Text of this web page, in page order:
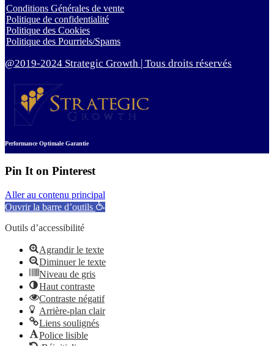
Conditions Générales de vente
Politique de confidentialité
Politique des Cookies
Politique des Pourriels/Spams
@2019-2024 Strategic Growth | Tous droits réservés
Performance Optimale Garantie
Pin It on Pinterest
Aller au contenu principal
Ouvrir la barre d’outils
Outils d’accessibilité
Agrandir le texte
Diminuer le texte
Niveau de gris
Haut contraste
Contraste négatif
Arrière-plan clair
Liens soulignés
Police lisible